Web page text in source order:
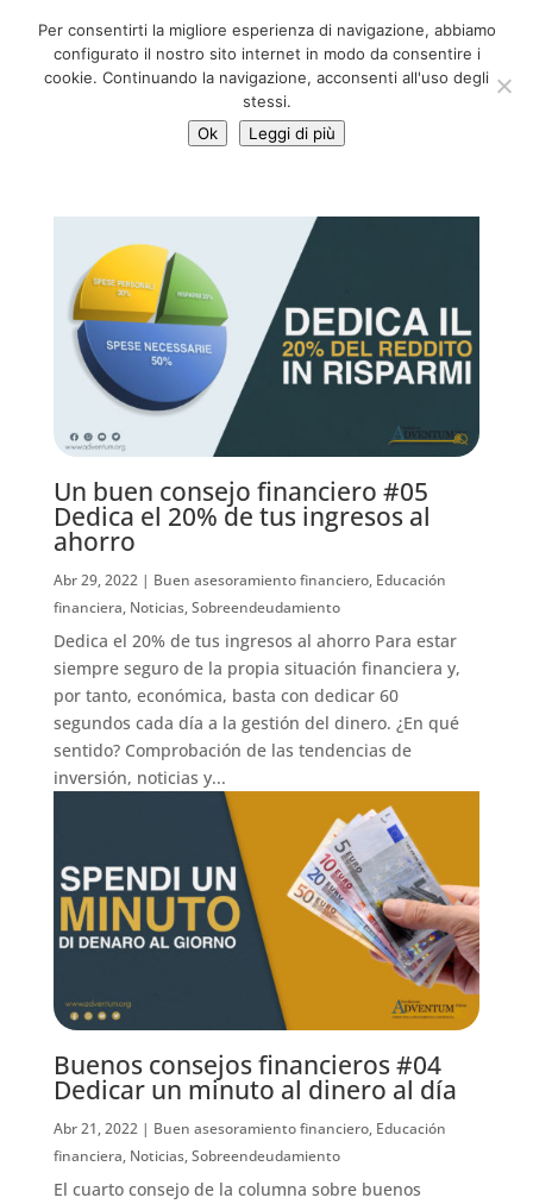
info@adventum.org
Un buen consejo financiero #05
Dedica el 20% de tus ingresos al
ahorro
Abr 29, 2022| Buen asesoramiento financiero, Educación
financiera, Noticias,Sobreendeudamiento
Dedica el 20% de tus ingresos al ahorro Para estar
siempre seguro de la propia situación financiera y,
por tanto, económica, basta con dedicar 60
segundos cada día a la gestión del dinero. ¿En qué
sentido? Comprobación de las tendencias de
inversión, noticias y...
Buenos consejos financieros #04
Dedicar un minuto al dinero al día
Abr 21, 2022| Buen asesoramiento financiero, Educación
financiera, Noticias,Sobreendeudamiento
El cuarto consejo de la columna sobre buenos
Per consentirti la migliore esperienza di navigazione, abbiamo
configurato il nostro sito internet in modo da consentire i
cookie. Continuando la navigazione, acconsenti all'uso degli
stessi.
Ok
Leggi di più